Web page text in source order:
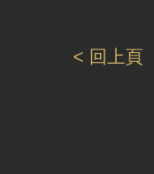
< 回上頁